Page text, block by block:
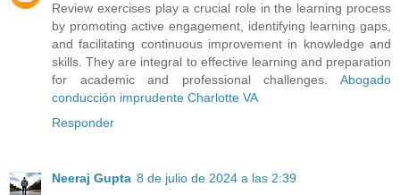
Review exercises play a crucial role in the learning process
by promoting active engagement, identifying learning gaps,
and facilitating continuous improvement in knowledge and
skills. They are integral to effective learning and preparation
for academic and professional challenges. Abogado
conducción imprudente Charlotte VA
Responder
Neeraj Gupta 8 de julio de 2024 a las 2:39